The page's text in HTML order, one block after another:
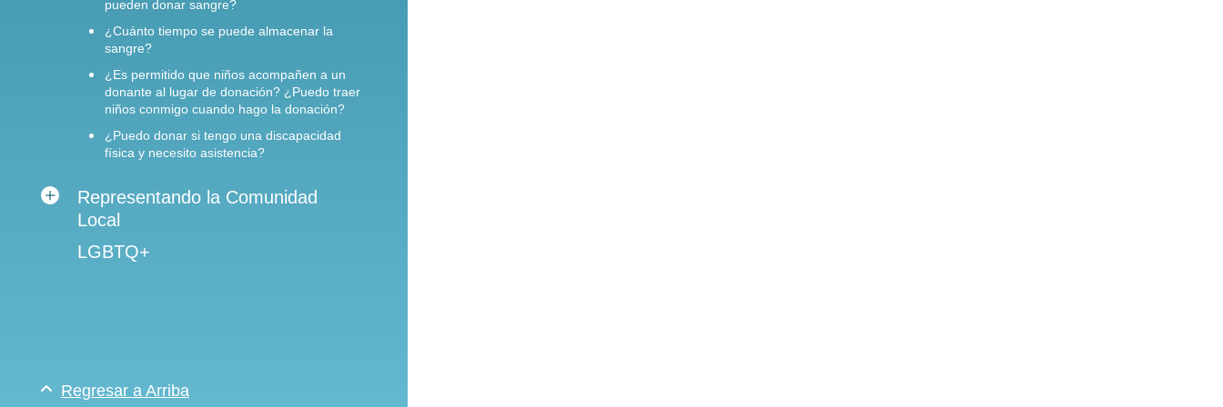
pueden donar sangre?
¿Cuánto tiempo se puede almacenar la
sangre?
¿Es permitido que niños acompañen a un
donante al lugar de donación? ¿Puedo traer
niños conmigo cuando hago la donación?
¿Puedo donar si tengo una discapacidad
física y necesito asistencia?
Representando la Comunidad
Local
LGBTQ+
Regresar a Arriba